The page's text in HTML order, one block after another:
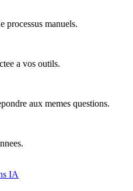
processus manuels.
a vos outils.
aux memes questions.
IA